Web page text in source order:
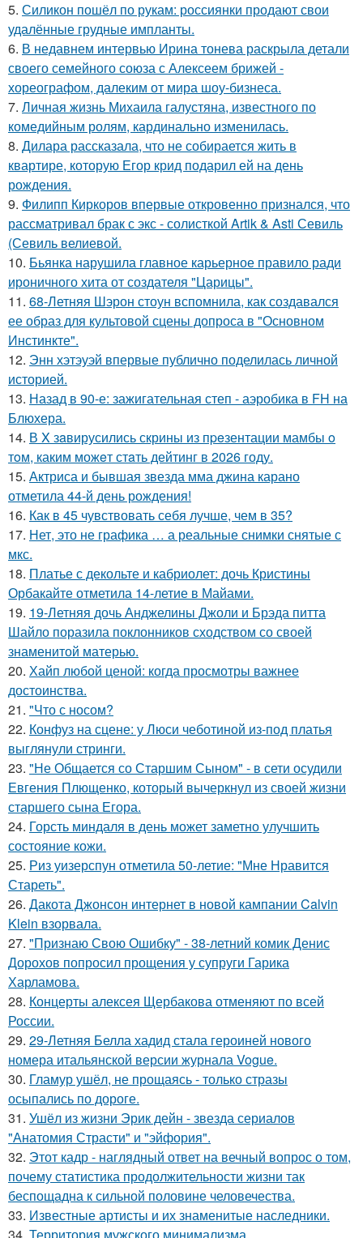
5. Силикон пошёл по рукам: россиянки продают свои
удалённые грудные импланты.
6. В недавнем интервью Ирина тонева раскрыла детали
своего семейного союза с Алексеем брижей -
хореографом, далеким от мира шоу-бизнеса.
7. Личная жизнь Михаила галустяна, известного по
комедийным ролям, кардинально изменилась.
8. Дилара рассказала, что не собирается жить в
квартире, которую Егор крид подарил ей на день
рождения.
9. Филипп Киркоров впервые откровенно признался, что
рассматривал брак с экс - солисткой Artik & Asti Севиль
(Севиль велиевой.
10. Бьянка нарушила главное карьерное правило ради
ироничного хита от создателя "Царицы".
11. 68-Летняя Шэрон стоун вспомнила, как создавался
ее образ для культовой сцены допроса в "Основном
Инстинкте".
12. Энн хэтэуэй впервые публично поделилась личной
историей.
13. Назад в 90-е: зажигательная степ - аэробика в FH на
Блюхера.
14. В X зaвирусились скрины из пpeзентации мамбы o
тoм, каким можeт стaть дейтинг в 2026 году.
15. Актриса и бывшая звезда мма джина карано
отметила 44-й день рождения!
16. Как в 45 чувствовать себя лучше, чем в 35?
17. Нет, это не графика … а реальные снимки снятые с
мкс.
18. Платье с декольте и кабриолет: дочь Кристины
Орбакайте отметила 14-летие в Майами.
19. 19-Летняя дочь Анджелины Джоли и Брэда питта
Шайло поразила поклонников сходством со своей
знаменитой матерью.
20. Хайп любой ценой: когда просмотры важнее
достоинства.
21. "Что с носом?
22. Конфуз на сцене: у Люси чеботиной из-под платья
выглянули стринги.
23. "Не Общается со Старшим Сыном" - в сети осудили
Евгения Плющенко, который вычеркнул из своей жизни
старшего сына Егора.
24. Горсть миндаля в день может заметно улучшить
состояние кожи.
25. Риз уизерспун отметила 50-летие: "Мне Нравится
Стареть".
26. Дакота Джонсон интернет в новой кампании Calvin
Klein взорвала.
27. "Признаю Свою Ошибку" - 38-летний комик Денис
Дорохов попросил прощения у супруги Гарика
Харламова.
28. Концерты алексея Щербакова отменяют по всей
России.
29. 29-Летняя Белла хадид стала героиней нового
номера итальянской версии журнала Vogue.
30. Гламур ушёл, не прощаясь - только стразы
осыпались по дороге.
31. Ушёл из жизни Эрик дейн - звезда сериалов
"Анатомия Страсти" и "эйфория".
32. Этот кадр - наглядный ответ на вечный вопрос о том,
почему статистика продолжительности жизни так
беспощадна к сильной половине человечества.
33. Известные артисты и их знаменитые наследники.
34. Территория мужского минимализма.